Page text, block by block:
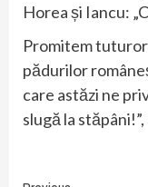
Horea și Iancu:
Promitem tuturor
pădurilor
care astăzi ne
slugă la